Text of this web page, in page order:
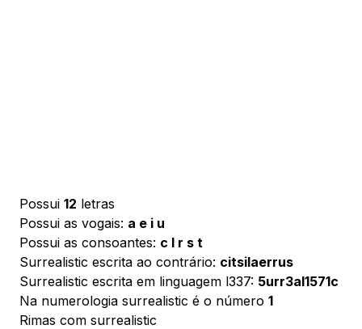
Possui 12 letras
Possui as vogais: a e i u
Possui as consoantes: c l r s t
Surrealistic escrita ao contrário: citsilaerrus
Surrealistic escrita em linguagem l337: 5urr3al1571c
Na numerologia surrealistic é o número 1
Rimas com surrealistic